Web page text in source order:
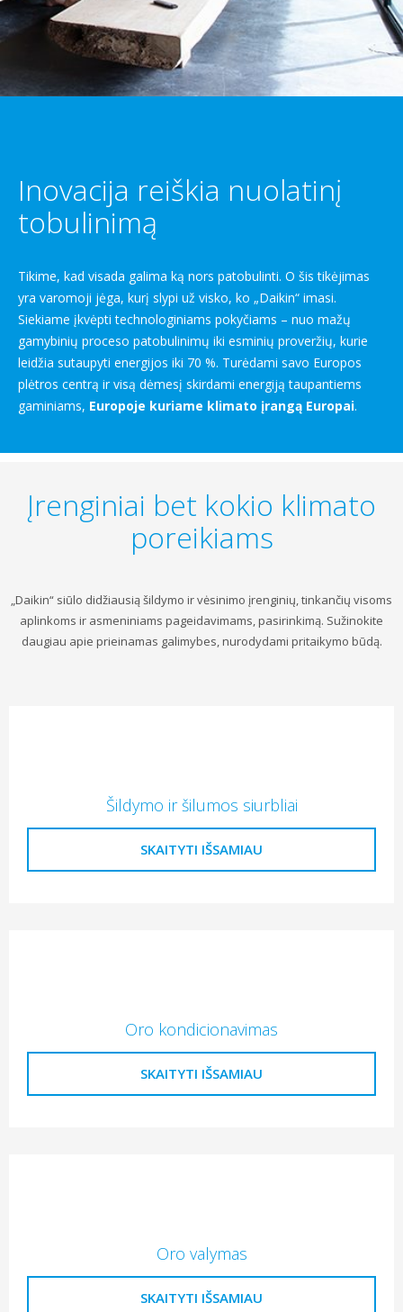
Inovacija reiškia nuolatinį
tobulinimą
Tikime, kad visada galima ką nors patobulinti. O šis tikėjimas
yra varomoji jėga, kurį slypi už visko, ko „Daikin“ imasi.
Siekiame įkvėpti technologiniams pokyčiams – nuo mažų
gamybinių proceso patobulinimų iki esminių proveržių, kurie
leidžia sutaupyti energijos iki 70 %. Turėdami savo Europos
plėtros centrą ir visą dėmesį skirdami energiją taupantiems
gaminiams, Europoje kuriame klimato įrangą Europai.
Įrenginiai bet kokio klimato
poreikiams
„Daikin“ siūlo didžiausią šildymo ir vėsinimo įrenginių, tinkančių visoms
aplinkoms ir asmeniniams pageidavimams, pasirinkimą. Sužinokite
daugiau apie prieinamas galimybes, nurodydami pritaikymo būdą.
Šildymo ir šilumos siurbliai
SKAITYTI IŠSAMIAU
Oro kondicionavimas
SKAITYTI IŠSAMIAU
Oro valymas
SKAITYTI IŠSAMIAU